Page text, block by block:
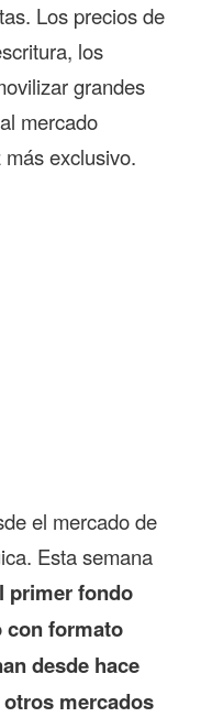
Los precios de
los
grandes
mercado
exclusivo.
el mercado de
Esta semana
primer fondo
con formato
desde hace
mercados